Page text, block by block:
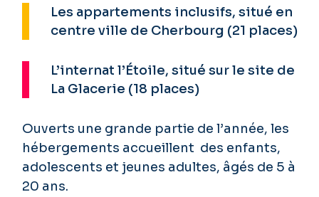
Les appartements inclusifs, situé en
centre ville de Cherbourg (21 places)
L’internat l’Étoile, situé sur le site de
La Glacerie (18 places)
Ouverts une grande partie de l’année, les
hébergements accueillent des enfants,
adolescents et jeunes adultes, âgés de 5 à
20 ans.